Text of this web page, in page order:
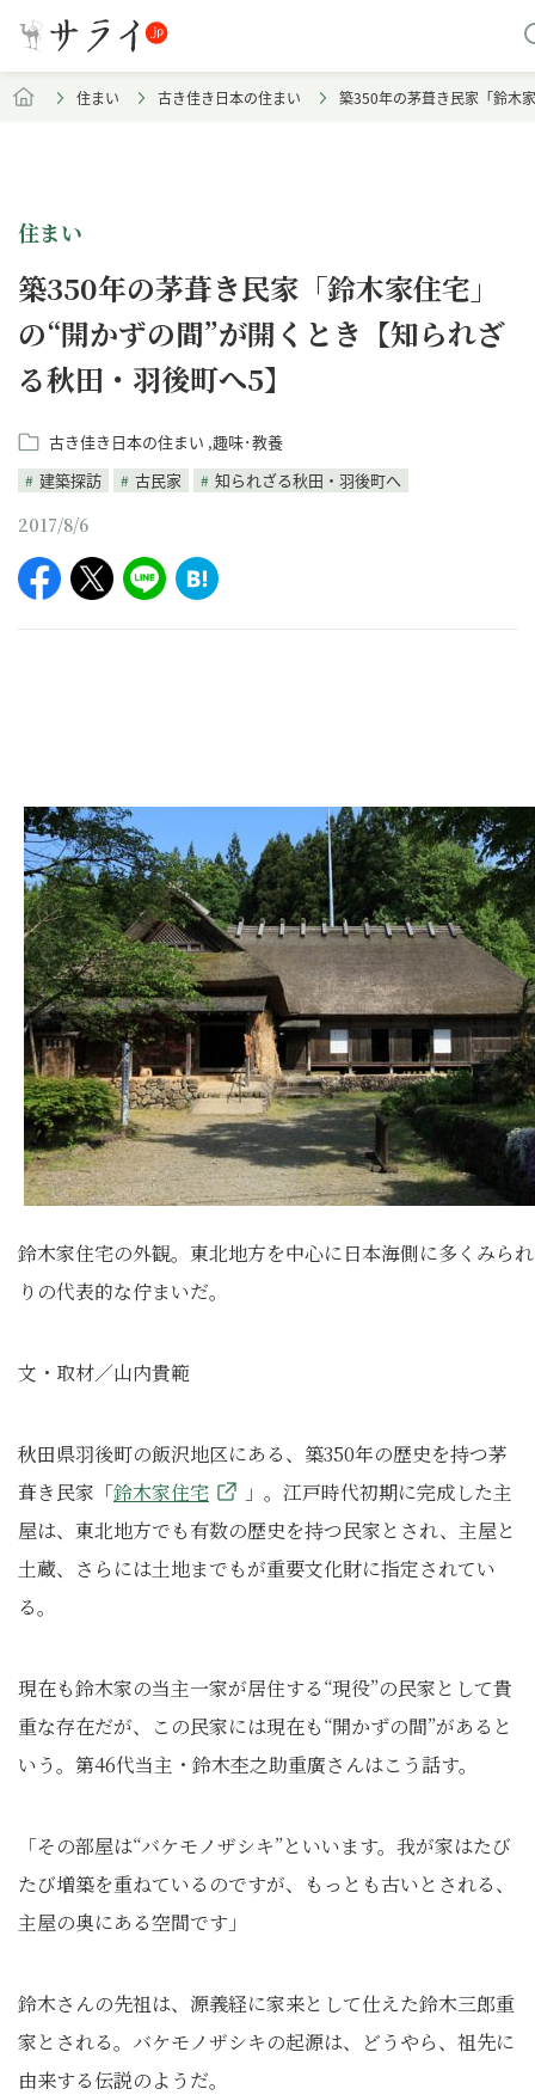
住まい 古き佳き日本の住まい 築350年の茅葺き民家「鈴木
住まい
築350年の茅葺き民家「鈴木家住宅」
の“開かずの間”が開くとき【知られざ
る秋田・羽後町へ5】
古き佳き日本の住まい 趣味･教養
建築探訪
古民家 知られざる秋田・羽後町へ
2017/8/6
鈴木家住宅の外観。東北地方を中心に日本海側に多くみら
りの代表的な佇まいだ。
文・取材／山内貴範
秋田県羽後町の飯沢地区にある、築350年の歴史を持つ茅
葺き民家「鈴木家住宅
」。江戸時代初期に完成した主
屋は、東北地方でも有数の歴史を持つ民家とされ、主屋と
土蔵、さらには土地までもが重要文化財に指定されてい
る。
現在も鈴木家の当主一家が居住する“現役”の民家として貴
重な存在だが、この民家には現在も“開かずの間”があると
いう。第46代当主・鈴木杢之助重廣さんはこう話す。
「その部屋は“バケモノザシキ”といいます。我が家はたび
たび増築を重ねているのですが、もっとも古いとされる、
主屋の奥にある空間です」
鈴木さんの先祖は、源義経に家来として仕えた鈴木三郎重
家とされる。バケモノザシキの起源は、どうやら、祖先に
由来する伝説のようだ。